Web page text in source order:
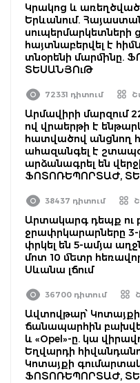
Կրակոց և
Երևանում.
սուպերմարկետների
հայտնաբերվել է
տնօրենի մարմինը.
ՏԵՍԱՆՅՈւԹ
72331 դիտում
Արմավիրի մարզում
ով վրաերթի է
հատվածով անցնող
ահազանգել է
արձանագրել են
ՖՈՏՈՌԵՊՈՐՏԱԺ,
38437 դիտում
Արտակարգ դեպք ու
ջրափրկարարները 3-
փրկել են 5-ամյա
մոտ 10 մետր
Սևանա լճում
36700 դիտում
Ավտովթար՝
ճանապարհին բախվել
և «Opel»-ը. կա
Եղվարդի
Կոտայքի
ՖՈՏՈՌԵՊՈՐՏԱԺ,